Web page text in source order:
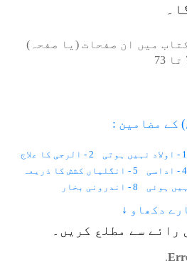
میں ان صفحات (یا صفحہ)
تا 73
کے مضامین :
1 - اولاد نہیں ہوتی
2 - الرجی کا علاج
4 - اداسی
5 - انگلیاں کشش کا ذریعہ
8 - اندرونی بخار
دکھاو ↓
رائے سے مطلع کریں۔